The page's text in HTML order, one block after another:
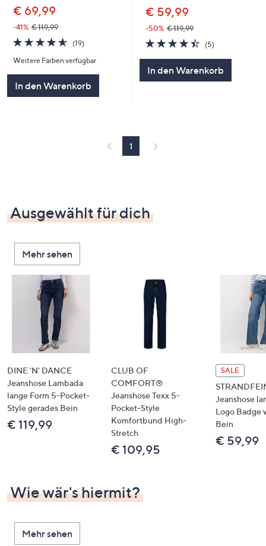
€ 69,99
-41% € 119,99
4.5
von
5
(19)
Weitere Farben verfügbar
In den Warenkorb
€ 59,99
-50% € 119,99
4.4
von
5
(5)
In den Warenkorb
1
Ausgewählt für dich
Mehr sehen
DINE 'N' DANCE
Jeanshose Lambada
lange Form 5-Pocket-
Style gerades Bein
€ 119,99
CLUB OF
COMFORT®
Jeanshose Texx 5-
Pocket-Style
Komfortbund High-
Stretch
€ 109,95
SALE
Jeanshose
Logo Badge
Bein
€ 59,99
Wie wär's hiermit?
Mehr sehen